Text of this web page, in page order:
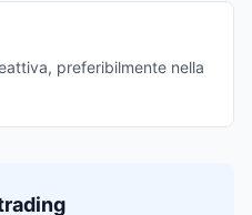
preferibilmente nella